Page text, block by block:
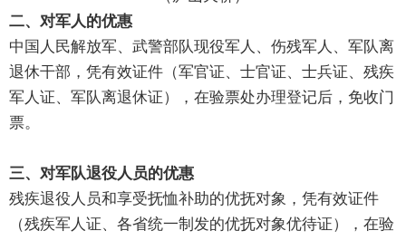
二、对军人的优惠
中国人民解放军、武警部队现役军人、伤残军人、军队离
退休干部，凭有效证件（军官证、士官证、士兵证、残疾
军人证、军队离退休证），在验票处办理登记后，免收门
票。
三、对军队退役人员的优惠
残疾退役人员和享受抚恤补助的优抚对象，凭有效证件
（残疾军人证、各省统一制发的优抚对象优待证），在验